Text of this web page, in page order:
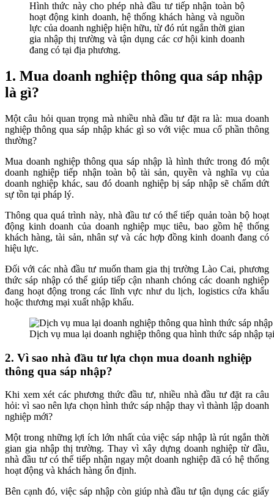
Hình thức này cho phép nhà đầu tư tiếp nhận toàn bộ
hoạt động kinh doanh, hệ thống khách hàng và nguồn
lực của doanh nghiệp hiện hữu, từ đó rút ngắn thời gian
gia nhập thị trường và tận dụng các cơ hội kinh doanh
đang có tại địa phương.
1. Mua doanh nghiệp thông qua sáp nhập
là gì?
Một câu hỏi quan trọng mà nhiều nhà đầu tư đặt ra là: mua doanh
nghiệp thông qua sáp nhập khác gì so với việc mua cổ phần thông
thường?
Mua doanh nghiệp thông qua sáp nhập là hình thức trong đó một
doanh nghiệp tiếp nhận toàn bộ tài sản, quyền và nghĩa vụ của
doanh nghiệp khác, sau đó doanh nghiệp bị sáp nhập sẽ chấm dứt
sự tồn tại pháp lý.
Thông qua quá trình này, nhà đầu tư có thể tiếp quản toàn bộ hoạt
động kinh doanh của doanh nghiệp mục tiêu, bao gồm hệ thống
khách hàng, tài sản, nhân sự và các hợp đồng kinh doanh đang có
hiệu lực.
Đối với các nhà đầu tư muốn tham gia thị trường Lào Cai, phương
thức sáp nhập có thể giúp tiếp cận nhanh chóng các doanh nghiệp
đang hoạt động trong các lĩnh vực như du lịch, logistics cửa khẩu
hoặc thương mại xuất nhập khẩu.
Dịch vụ mua lại doanh nghiệp thông qua hình thức sáp nhập
2. Vì sao nhà đầu tư lựa chọn mua doanh nghiệp
thông qua sáp nhập?
Khi xem xét các phương thức đầu tư, nhiều nhà đầu tư đặt ra câu
hỏi: vì sao nên lựa chọn hình thức sáp nhập thay vì thành lập doanh
nghiệp mới?
Một trong những lợi ích lớn nhất của việc sáp nhập là rút ngắn thời
gian gia nhập thị trường. Thay vì xây dựng doanh nghiệp từ đầu,
nhà đầu tư có thể tiếp nhận ngay một doanh nghiệp đã có hệ thống
hoạt động và khách hàng ổn định.
Bên cạnh đó, việc sáp nhập còn giúp nhà đầu tư tận dụng các giấy